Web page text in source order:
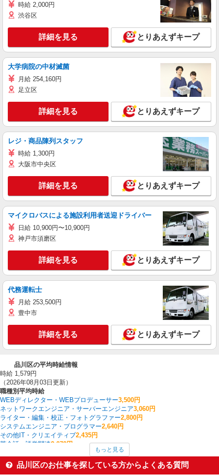
時給 2,000円
渋谷区
詳細を見る とりあえずキープ
大学病院の中材滅菌
月給 254,160円
足立区
詳細を見る とりあえずキープ
レジ・商品陳列スタッフ
時給 1,300円
大阪市中央区
詳細を見る とりあえずキープ
マイクロバスによる施設利用者送迎ドライバー
日給 10,900円〜10,900円
神戸市須磨区
詳細を見る とりあえずキープ
代務運転士
月給 253,500円
豊中市
詳細を見る とりあえずキープ
品川区の平均時給情報
時給 1,579円
（2026年08月03日更新）
職種別平均時給
WEBディレクター・WEBプロデューサー3,500円
ネットワークエンジニア・サーバーエンジニア3,060円
ライター・編集・校正・フォトグラファー2,800円
システムエンジニア・プログラマー2,640円
その他IT・クリエイティブ2,435円
英会話・語学関連2,070円
1,911円
経理・人事・労務・総務・法務1,871円
コールセンター 1,855円
もっと見る
品川区のお仕事を探している方からよくある質問